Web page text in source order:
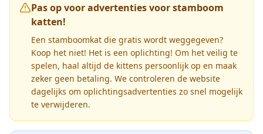
Pas op voor advertenties voor stamboom
katten!
Een stamboomkat die gratis wordt weggegeven?
Koop het niet! Het is een oplichting! Om het veilig te
spelen, haal altijd de kittens persoonlijk op en maak
zeker geen betaling. We controleren de website
dagelijks om oplichtingsadvertenties zo snel mogelijk
te verwijderen.